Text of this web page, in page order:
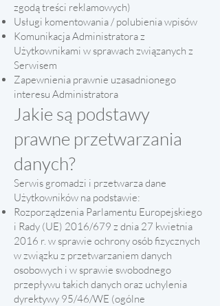
zgodą treści reklamowych)
Usługi komentowania / polubienia wpisów
Komunikacja Administratora z
Użytkownikami w sprawach związanych z
Serwisem
Zapewnienia prawnie uzasadnionego
interesu Administratora
Jakie są podstawy
prawne przetwarzania
danych?
Serwis gromadzi i przetwarza dane
Użytkowników na podstawie:
Rozporządzenia Parlamentu Europejskiego
i Rady (UE) 2016/679 z dnia 27 kwietnia
2016 r. w sprawie ochrony osób fizycznych
w związku z przetwarzaniem danych
osobowych i w sprawie swobodnego
przepływu takich danych oraz uchylenia
dyrektywy 95/46/WE (ogólne